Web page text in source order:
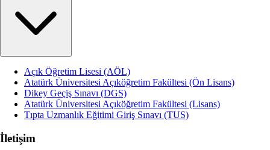
Açık Öğretim Lisesi (AÖL)
Atatürk Üniversitesi Açıköğretim Fakültesi (Ön Lisans)
Dikey Geçiş Sınavı (DGS)
Atatürk Üniversitesi Açıköğretim Fakültesi (Lisans)
Tıpta Uzmanlık Eğitimi Giriş Sınavı (TUS)
İletişim